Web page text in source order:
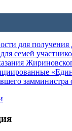
для получения
семей